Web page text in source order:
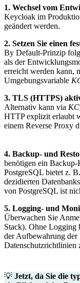
1. Wechsel vom
Keycloak im
geändert werden.
2. Setzen Sie einen
By Default-Prinzip
als der
erreicht werden kann,
Umgebungsvariable
3. TLS (HTTPS)
Alternativ kann via
HTTP explizit erlaubt
einem Reverse Proxy
4. Backup- und
benötigen ein
PostgreSQL bietet z.
dezidierten
von PostgreSQL ist
5. Logging- und
Überwachen Sie
Stack). Ohne Logging
der Aufbewahrung der
Datenschutzrichtlinien
💡 Jetzt, da Sie die